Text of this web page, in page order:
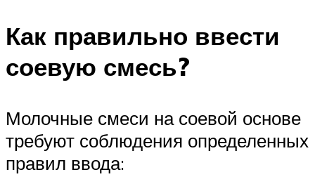
Как правильно ввести
соевую смесь?
Молочные смеси на соевой основе
требуют соблюдения определенных
правил ввода: